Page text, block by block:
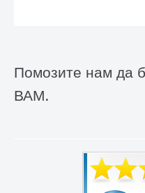
Помозите нам да
ВАМ.